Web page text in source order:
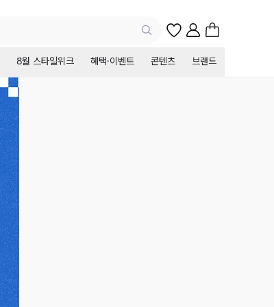
8월 스타일위크 혜택·이벤트 콘텐츠 브랜드